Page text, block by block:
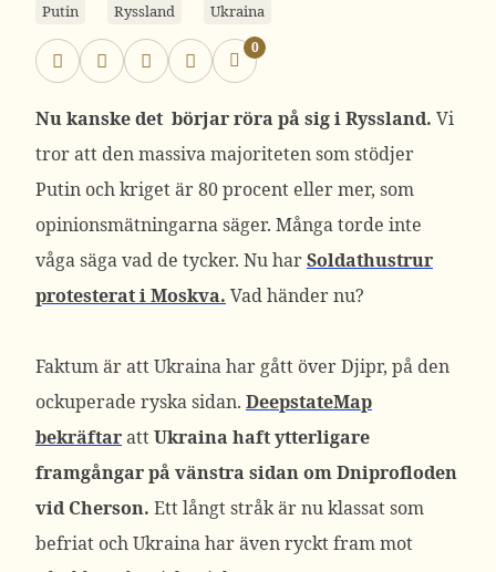
Putin Ryssland Ukraina
0
Nu kanske det börjar röra på sig i Ryssland. Vi
tror att den massiva majoriteten som stödjer
Putin och kriget är 80 procent eller mer, som
opinionsmätningarna säger. Många torde inte
våga säga vad de tycker. Nu harSoldathustrur
protesterat i Moskva. Vad händer nu?
Faktum är att Ukraina har gått över Djipr, på den
ockuperade ryska sidan. DeepstateMap
bekräftarattUkraina haft ytterligare
framgångar på vänstra sidan om Dniprofloden
vid Cherson. Ett långt stråk är nu klassat som
befriat och Ukraina har även ryckt fram mot